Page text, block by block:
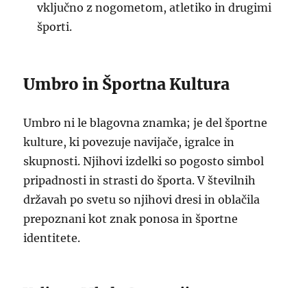
vključno z nogometom, atletiko in drugimi
športi.
Umbro in Športna Kultura
Umbro ni le blagovna znamka; je del športne
kulture, ki povezuje navijače, igralce in
skupnosti. Njihovi izdelki so pogosto simbol
pripadnosti in strasti do športa. V številnih
državah po svetu so njihovi dresi in oblačila
prepoznani kot znak ponosa in športne
identitete.